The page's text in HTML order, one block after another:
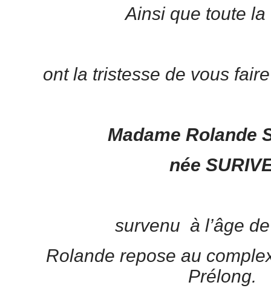
Ainsi que toute la
ont la tristesse de vous
Madame Rolande
née
survenu à l’âge
Rolande repose au
Prélong.